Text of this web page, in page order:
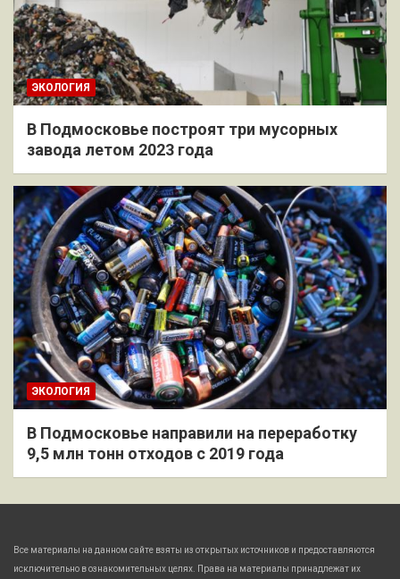
ЭКОЛОГИЯ
В Подмосковье построят три мусорных
завода летом 2023 года
ЭКОЛОГИЯ
В Подмосковье направили на переработку
9,5 млн тонн отходов с 2019 года
Все материалы на данном сайте взяты из открытых источников и предоставляются
исключительно в ознакомительных целях. Права на материалы принадлежат их